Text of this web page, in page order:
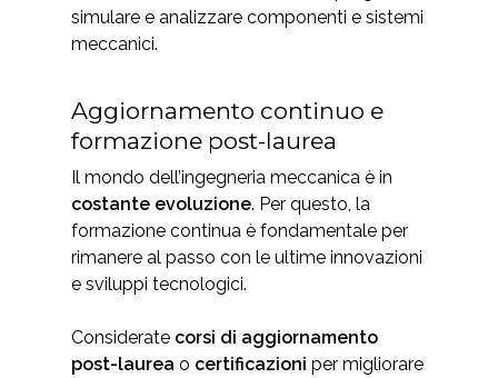
simulare e analizzare componenti e sistemi
meccanici.
Aggiornamento continuo e
formazione post-laurea
Il mondo dell’ingegneria meccanica è in
costante evoluzione. Per questo, la
formazione continua è fondamentale per
rimanere al passo con le ultime innovazioni
e sviluppi tecnologici.
Considerate corsi di aggiornamento
post-laurea o certificazioniper migliorare